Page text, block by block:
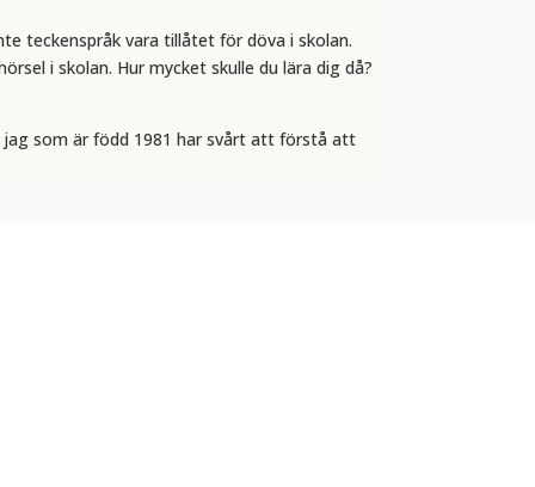
teckenspråk vara tillåtet för döva i skolan.
i skolan. Hur mycket skulle du lära dig då?
som är född 1981 har svårt att förstå att